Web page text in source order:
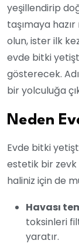
yeşillendirip
taşımaya
olun, ister ilk
evde bitki
gösterecek.
bir yolculuğa
Neden
Evde bitki
estetik bir zevk
haliniz için de
Havası
toksinleri
yaratır.